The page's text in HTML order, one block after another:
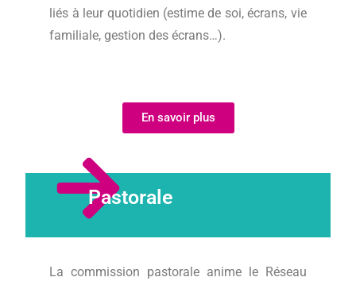
liés à leur quotidien (estime de soi, écrans, vie
familiale, gestion des écrans…).
En savoir plus
Pastorale
La commission pastorale anime le Réseau